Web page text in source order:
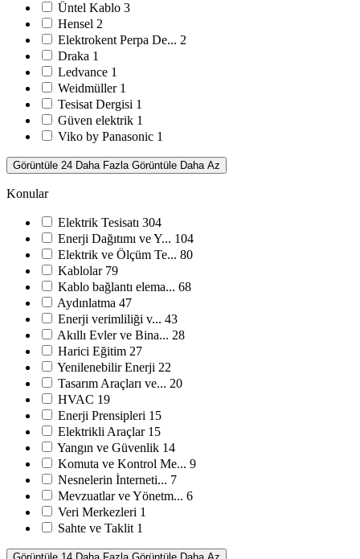
Üntel Kablo 3
Hensel 2
Elektrokent Perpa De... 2
Draka 1
Ledvance 1
Weidmüller 1
Tesisat Dergisi 1
Güven elektrik 1
Viko by Panasonic 1
Görüntüle 24 Daha Fazla Görüntüle Daha Az
Konular
Elektrik Tesisatı 304
Enerji Dağıtımı ve Y... 104
Elektrik ve Ölçüm Te... 80
Kablolar 79
Kablo bağlantı elema... 68
Aydınlatma 47
Enerji verimliliği v... 43
Akıllı Evler ve Bina... 28
Harici Eğitim 27
Yenilenebilir Enerji 22
Tasarım Araçları ve... 20
HVAC 19
Enerji Prensipleri 15
Elektrikli Araçlar 15
Yangın ve Güvenlik 14
Komuta ve Kontrol Me... 9
Nesnelerin İnterneti... 7
Mevzuatlar ve Yönetm... 6
Veri Merkezleri 1
Sahte ve Taklit 1